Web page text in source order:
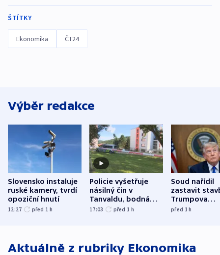
ŠTÍTKY
Ekonomika ČT24
Výběr redakce
Slovensko instaluje
ruské kamery, tvrdí
opoziční hnutí
12:27 před 1 h
Policie vyšetřuje
násilný čin v
Tanvaldu, bodná
zranění při něm
17:03 před 1 h
Soud nařídil
zastavit
Trumpova
tanečního
před 1h
Aktuálně z rubriky Ekonomika